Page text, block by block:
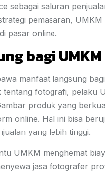
sebagai saluran
pemasaran,
pasar online.
bagi UMKM
manfaat langsung
tentang fotografi, pelaku
produk yang
online. Hal ini bisa
yang lebih tinggi.
UMKM menghemat
jasa fotografer